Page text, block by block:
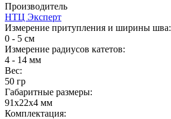
Производитель
НТЦ Эксперт
Измерение притупления и ширины шва:
0 - 5 см
Измерение радиусов катетов:
4 - 14 мм
Вес:
50 гр
Габаритные размеры:
91х22х4 мм
Комплектация: